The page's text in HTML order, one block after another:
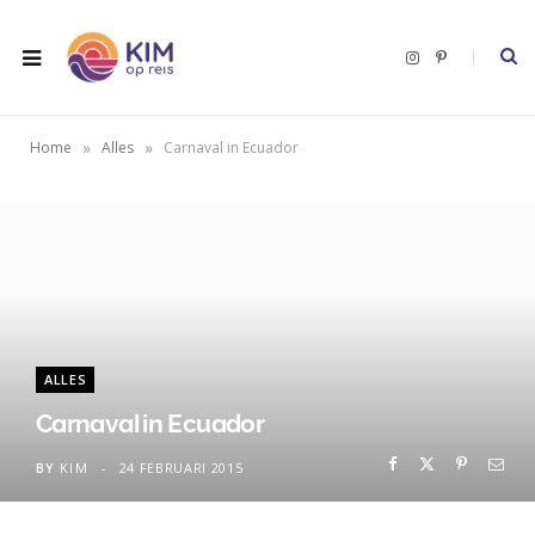
I
P
Home » Alles » Carnaval in Ecuador
ALLES
Carnaval in Ecuador
BY KIM 24 FEBRUARI 2015